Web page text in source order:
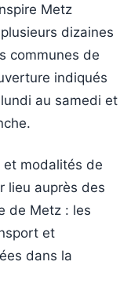
Metz
dizaines
communes de
indiqués
au samedi et
modalités de
lieu auprès des
de Metz : les
et
dans la